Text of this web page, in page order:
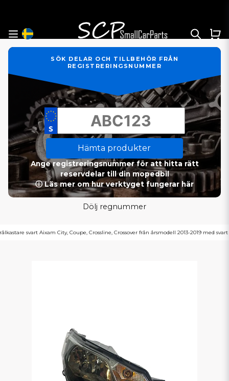
SÖK DELAR OCH TILLBEHÖR FRÅN
REGISTRERINGSNUMMER
Hämta produkter
Ange registreringsnummer för att hitta rätt
reservdelar till din mopedbil
ⓘ Läs mer om hur verktyget fungerar här
Dölj regnummer
svart Aixam City, Coupe, Crossline, Crossover från årsmodell 2013-2019 med